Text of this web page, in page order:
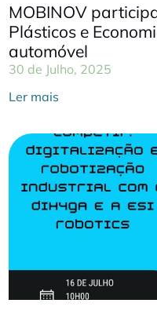
MOBINOV
Plásticos e
automóvel
30 de Julho, 2025
Ler mais